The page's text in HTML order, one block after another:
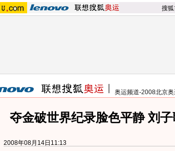
搜
奥运频道-2008北京
夺金破世界纪录脸色平静 刘
2008年08月14日11:13